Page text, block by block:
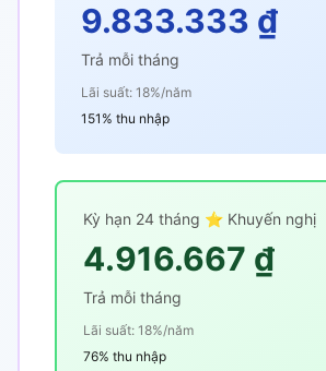
9.833.333 ₫
Trả mỗi tháng
Lãi suất: 18%/năm
151% thu nhập
Kỳ hạn 24 tháng ⭐ Khuyến nghị
4.916.667 ₫
Trả mỗi tháng
Lãi suất: 18%/năm
76% thu nhập